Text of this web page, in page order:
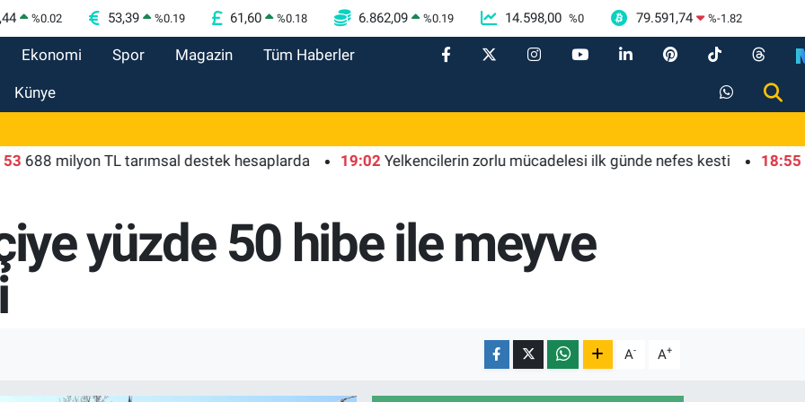
%0.02 53,39 %0.19 61,60 %0.18 6.862,09 %0.19 14.598,00 %0 79.591,74 %-1.82
Ekonomi Spor Magazin Tüm Haberler
Künye
milyon TL tarımsal destek hesaplarda 19:02 Yelkencilerin zorlu mücadelesi ilk günde nefes kesti 18:55
yüzde 50 hibe ile meyve
A- A+